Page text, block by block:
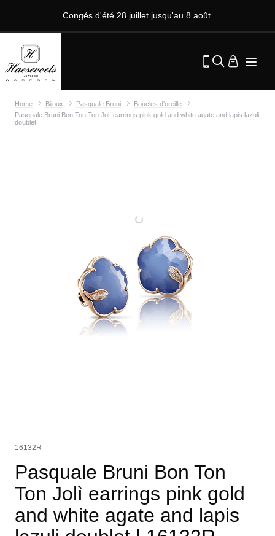
Congés d'été 28 juillet jusqu'au 8 août.
Home Bijoux Pasquale Bruni
Boucles d'oreille
Pasquale Bruni Bon Ton Ton Jolì earrings pink gold and white agate and lapis lazuli
doublet
16132R
Pasquale Bruni Bon Ton
Ton Jolì earrings pink gold
and white agate and lapis